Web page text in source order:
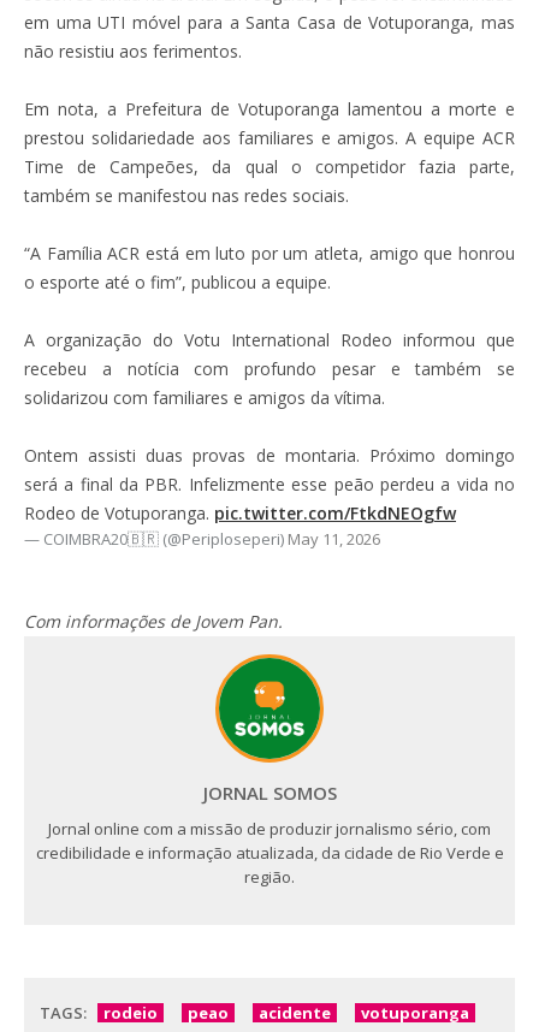
em uma UTI móvel para a Santa Casa de Votuporanga, mas
não resistiu aos ferimentos.
Em nota, a Prefeitura de Votuporanga lamentou a morte e
prestou solidariedade aos familiares e amigos. A equipe ACR
Time de Campeões, da qual o competidor fazia parte,
também se manifestou nas redes sociais.
“A Família ACR está em luto por um atleta, amigo que honrou
o esporte até o fim”, publicou a equipe.
A organização do Votu International Rodeo informou que
recebeu a notícia com profundo pesar e também se
solidarizou com familiares e amigos da vítima.
Ontem assisti duas provas de montaria. Próximo domingo
será a final da PBR. Infelizmente esse peão perdeu a vida no
Rodeo de Votuporanga. pic.twitter.com/FtkdNEOgfw
— COIMBRA20🇧🇷 (@Periploseperi) May 11, 2026
Com informações de Jovem Pan.
JORNAL SOMOS
Jornal online com a missão de produzir jornalismo sério, com
credibilidade e informação atualizada, da cidade de Rio Verde e
região.
TAGS: rodeio peao acidente
votuporanga